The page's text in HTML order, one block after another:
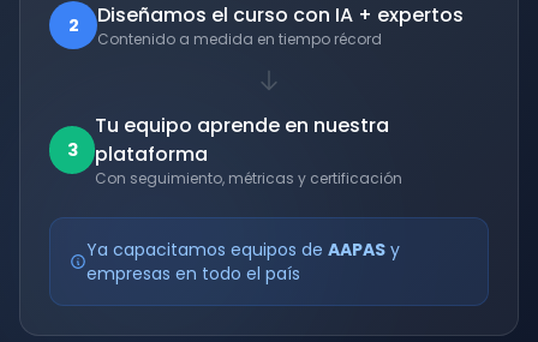
2 Diseñamos el curso con IA + expertos
Contenido a medida en tiempo récord
3
Tu equipo aprende en nuestra
plataforma
Con seguimiento, métricas y certificación
Ya capacitamos equipos deAAPAS y
empresas en todo el país